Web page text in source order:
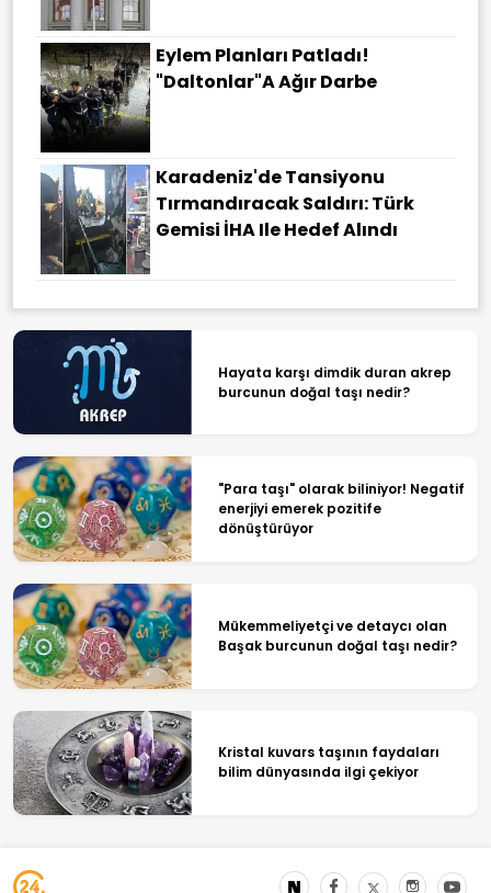
Eylem Planları Patladı!
"Daltonlar"a Ağır Darbe
Karadeniz'de Tansiyonu
Tırmandıracak Saldırı: Türk
Gemisi İHA Ile Hedef Alındı
Hayata karşı dimdik duran akrep
burcunun doğal taşı nedir?
"Para taşı" olarak biliniyor! Negatif
enerjiyi emerek pozitife
dönüştürüyor
Mükemmeliyetçi ve detaycı olan
Başak burcunun doğal taşı nedir?
Kristal kuvars taşının faydaları
bilim dünyasında ilgi çekiyor